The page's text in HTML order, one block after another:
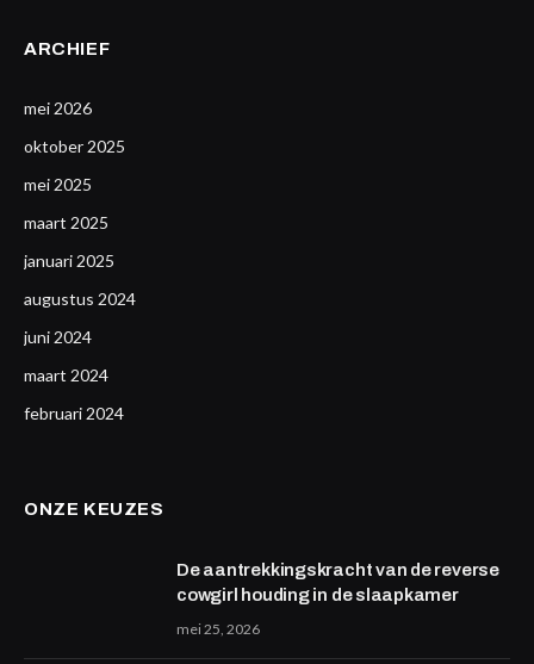
ARCHIEF
mei 2026
oktober 2025
mei 2025
maart 2025
januari 2025
augustus 2024
juni 2024
maart 2024
februari 2024
ONZE KEUZES
De aantrekkingskracht van de reverse
cowgirl houding in de slaapkamer
mei 25, 2026